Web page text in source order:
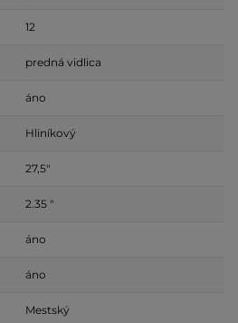
12
predná vidlica
áno
Hliníkový
27,5"
2.35 "
áno
áno
Mestský